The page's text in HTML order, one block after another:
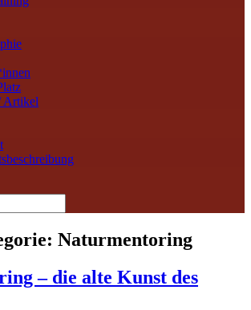
Artikel
Naturmentoring
– die alte Kunst des